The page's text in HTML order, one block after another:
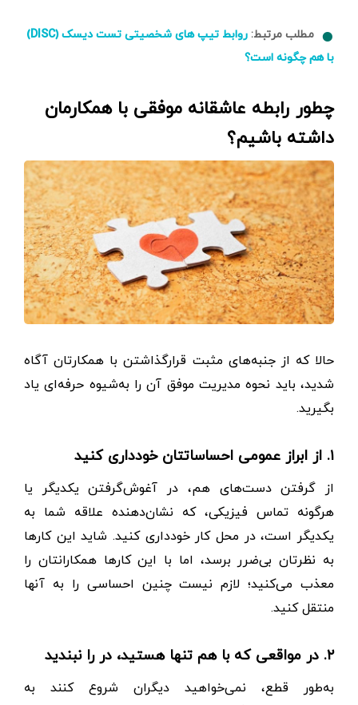
مطلب مرتبط:
روابط تیپ های شخصیتی تست دیسک (DISC)
با هم چگونه است؟
چطور رابطه عاشقانه موفقی با همکارمان
داشته باشیم؟
حالا که از جنبه‌های مثبت قرار‌گذاشتن با همکارتان آگاه
شدید، باید نحوه مدیریت موفق آن را به‌شیوه حرفه‌ای یاد
بگیرید.
۱. از ابراز عمومی احساساتتان خودداری کنید
از گرفتن دست‌های هم، در آغوش‌گرفتن یکدیگر یا
هر‌گونه تماس فیزیکی، که نشان‌دهنده علاقه شما به
یکدیگر است، در محل کار خودداری کنید. ‌شاید این کارها
به نظرتان بی‌ضرر برسد، اما با این کارها همکارانتان را
معذب می‌کنید؛ لازم نیست چنین احساسی را به آنها
منتقل کنید.
۲. در مواقعی که با هم تنها هستید، در را نبندید
به‌طور قطع، نمی‌خواهید دیگران شروع کنند به